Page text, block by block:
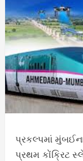
પ્રકલ્પમાં
પ્રથમ કોંક્રિટ